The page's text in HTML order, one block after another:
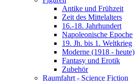
Antike und Frühzeit
Zeit des Mittelalters
16.-18. Jahrhundert
Napoleonische Epoche
19. Jh. bis 1. Weltkrieg
Moderne (1918 - heute)
Fantasy und Erotik
Zubehör
Raumfahrt - Science Fiction